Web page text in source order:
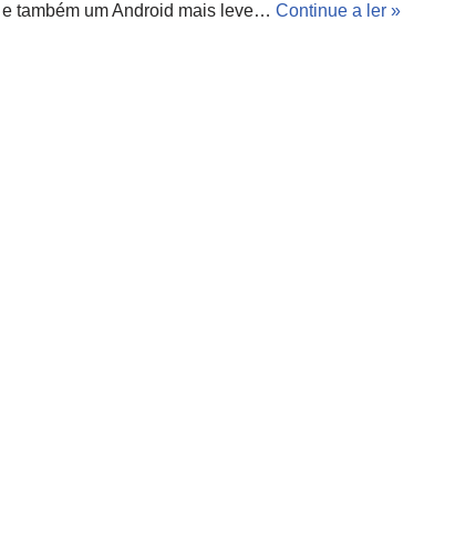
também um Android mais leve… Continue a ler »